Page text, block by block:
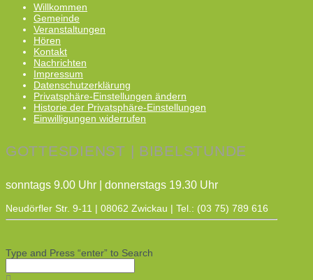
Willkommen
Gemeinde
Veranstaltungen
Hören
Kontakt
Nachrichten
Impressum
Datenschutzerklärung
Privatsphäre-Einstellungen ändern
Historie der Privatsphäre-Einstellungen
Einwilligungen widerrufen
GOTTESDIENST | BIBELSTUNDE
sonntags 9.00 Uhr | donnerstags 19.30 Uhr
Neudörfler Str. 9-11 | 08062 Zwickau | Tel.: (03 75) 789 616
Type and Press “enter” to Search